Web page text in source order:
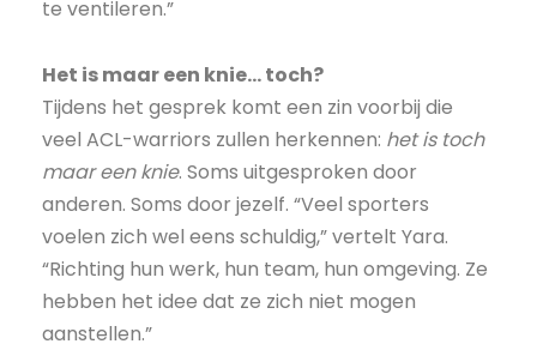
te ventileren.”
Het is maar een knie… toch?
Tijdens het gesprek komt een zin voorbij die
veel ACL-warriors zullen herkennen: het is toch
maar een knie. Soms uitgesproken door
anderen. Soms door jezelf. “Veel sporters
voelen zich wel eens schuldig,” vertelt Yara.
“Richting hun werk, hun team, hun omgeving. Ze
hebben het idee dat ze zich niet mogen
aanstellen.”